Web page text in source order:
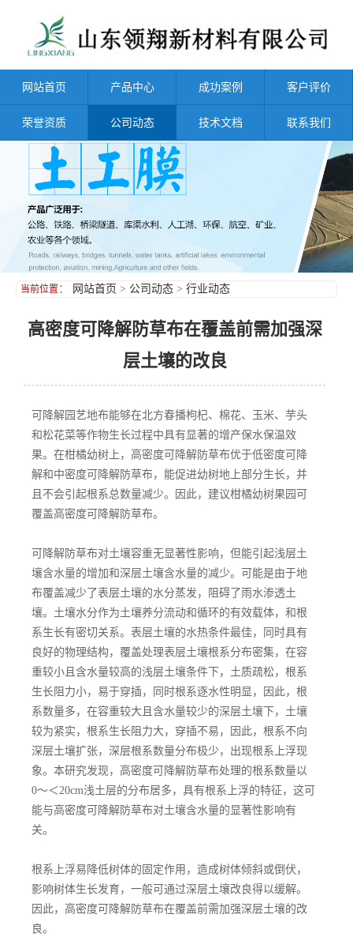
网站首页 产品中心 成功案例 客户评价
荣誉资质 公司动态 技术文档 联系我们
当前位置 ： 网站首页 > 公司动态 > 行业动态
高密度可降解防草布在覆盖前需加强深
层土壤的改良
可降解园艺地布能够在北方春播枸杞、棉花、玉米、芋头
和松花菜等作物生长过程中具有显著的增产保水保温效
果。在柑橘幼树上，高密度可降解防草布优于低密度可降
解和中密度可降解防草布，能促进幼树地上部分生长，并
且不会引起根系总数量减少。因此，建议柑橘幼树果园可
覆盖高密度可降解防草布。
可降解防草布对土壤容重无显著性影响，但能引起浅层土
壤含水量的增加和深层土壤含水量的减少。可能是由于地
布覆盖减少了表层土壤的水分蒸发，阻碍了雨水渗透土
壤。土壤水分作为土壤养分流动和循环的有效载体，和根
系生长有密切关系。表层土壤的水热条件最佳，同时具有
良好的物理结构，覆盖处理表层土壤根系分布密集，在容
重较小且含水量较高的浅层土壤条件下，土质疏松，根系
生长阻力小，易于穿插，同时根系逐水性明显，因此，根
系数量多，在容重较大且含水量较少的深层土壤下，土壤
较为紧实，根系生长阻力大，穿插不易，因此，根系不向
深层土壤扩张，深层根系数量分布极少，出现根系上浮现
象。本研究发现，高密度可降解防草布处理的根系数量以
0～＜20cm浅土层的分布居多，具有根系上浮的特征，这可
能与高密度可降解防草布对土壤含水量的显著性影响有
关。
根系上浮易降低树体的固定作用，造成树体倾斜或倒伏，
影响树体生长发育，一般可通过深层土壤改良得以缓解。
因此，高密度可降解防草布在覆盖前需加强深层土壤的改
良。